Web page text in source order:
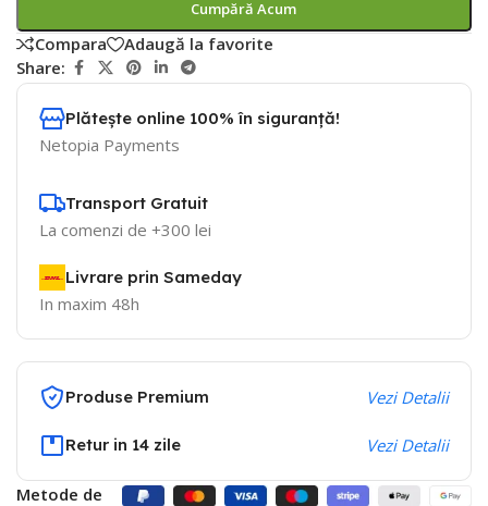
Cumpără Acum
Compara
Adaugă la favorite
Share:
Plătește online 100% în siguranță!
Netopia Payments
Transport Gratuit
La comenzi de +300 lei
Livrare prin Sameday
In maxim 48h
Produse Premium Vezi Detalii
Retur in 14 zile Vezi Detalii
Metode de